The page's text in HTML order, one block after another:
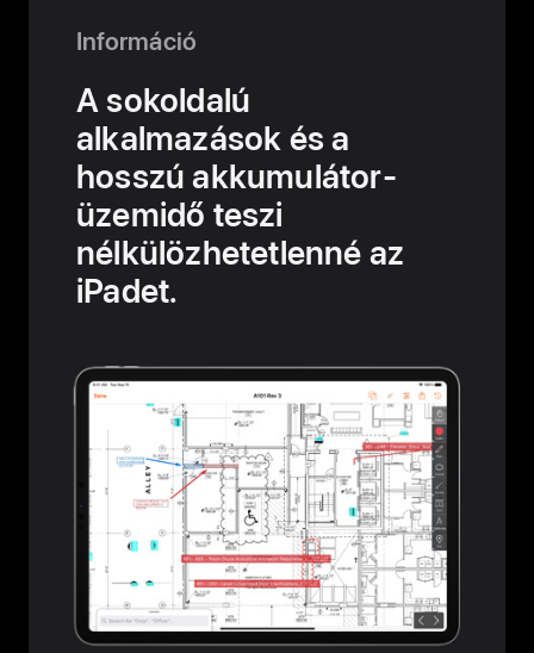
Információ
A sokoldalú
alkalmazások és a
hosszú akkumulátor-
üzemidő teszi
nélkülözhetetlenné az
iPadet.